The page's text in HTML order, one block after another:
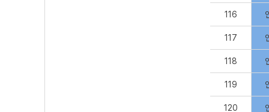
116
117
118
119
120